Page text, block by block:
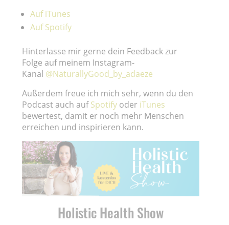
Auf iTunes
AufSpotify
Hinterlasse mir gerne dein Feedback zur
Folge auf meinem Instagram-
Kanal @NaturallyGood_by_adaeze
Außerdem freue ich mich sehr, wenn du den
Podcast auch aufSpotify oder iTunes
bewertest, damit er noch mehr Menschen
erreichen und inspirieren kann.
Holistic Health Show